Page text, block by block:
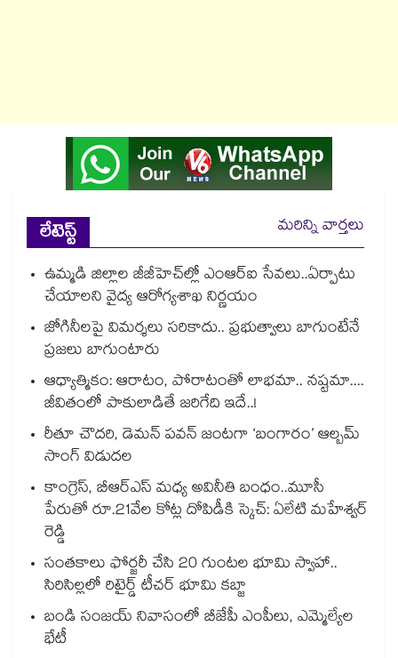
లేటెస్ట్
మరిన్ని వార్తలు
ఉమ్మడి జిల్లాల జీజీహెచ్‌‌ల్లో ఎంఆర్ఐ సేవలు..ఏర్పాటు
చేయాలని వైద్య ఆరోగ్యశాఖ నిర్ణయం
జోగినీలపై విమర్శలు సరికాదు.. ప్రభుత్వాలు బాగుంటేనే
ప్రజలు బాగుంటారు
ఆధ్యాత్మికం: ఆరాటం, పోరాటంతో లాభమా.. నష్టమా....
జీవితంలో పాకులాడితే జరిగేది ఇదే..!
రీతూ చౌదరి, డెమన్ పవన్ జంటగా ‘బంగారం’ ఆల్బమ్
సాంగ్ విడుదల
కాంగ్రెస్, బీఆర్ఎస్ మధ్య అవినీతి బంధం..మూసీ
పేరుతో రూ.21వేల కోట్ల దోపిడీకి స్కెచ్: ఏలేటి మహేశ్వర్
రెడ్డి
సంతకాలు ఫోర్జరీ చేసి 20 గుంటల భూమి స్వాహా..
సిరిసిల్లలో రిటైర్డ్ టీచర్ భూమి కబ్జా
బండి సంజయ్ నివాసంలో బీజేపీ ఎంపీలు, ఎమ్మెల్యేల
భేటీ